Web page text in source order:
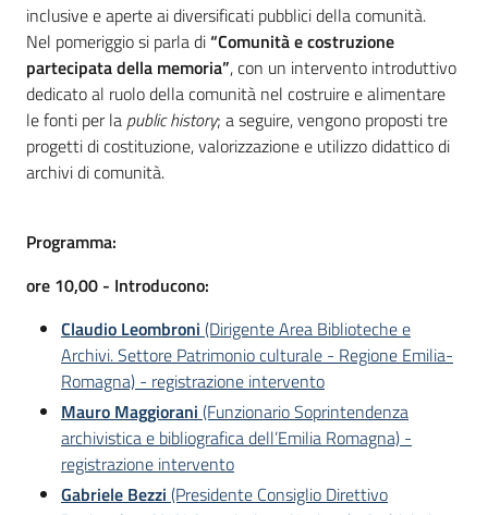
inclusive e aperte ai diversificati pubblici della comunità.
Nel pomeriggio si parla di“Comunità e costruzione
partecipata della memoria”, con un intervento introduttivo
dedicato al ruolo della comunità nel costruire e alimentare
le fonti per la public history; a seguire, vengono proposti tre
progetti di costituzione, valorizzazione e utilizzo didattico di
archivi di comunità.
Programma:
ore 10,00 - Introducono:
Claudio Leombroni (Dirigente Area Biblioteche e
Archivi. Settore Patrimonio culturale - Regione Emilia-
Romagna) - registrazione intervento
Mauro Maggiorani (Funzionario Soprintendenza
archivistica e bibliografica dell’Emilia Romagna) -
registrazione intervento
Gabriele Bezzi (Presidente Consiglio Direttivo